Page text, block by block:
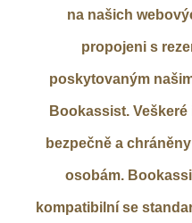
na našich
propojeni s
poskytovaným
Bookassist.
bezpečně a
osobám.
kompatibilní se